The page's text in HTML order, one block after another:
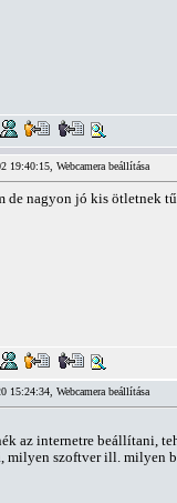
19:40:15, Webcamera beállítása
de nagyon jó kis ötletnek
15:24:34, Webcamera beállítása
az internetre beállítani,
milyen szoftver ill. milyen